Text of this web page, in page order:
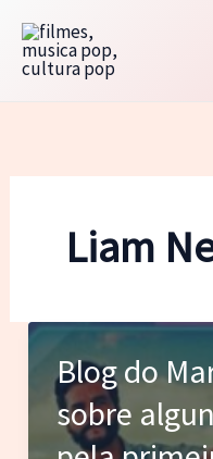
para
Liam
Blog do
sobre